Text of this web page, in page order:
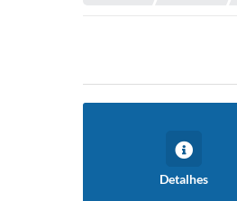
Detalhes